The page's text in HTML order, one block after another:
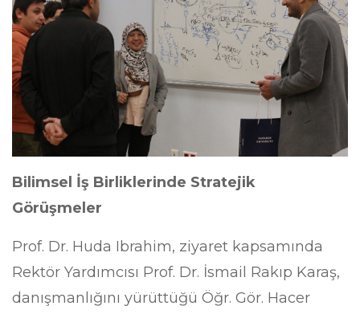
Bilimsel İş Birliklerinde Stratejik
Görüşmeler
Prof. Dr. Huda Ibrahim, ziyaret kapsamında
Rektör Yardımcısı Prof. Dr. İsmail Rakıp Karaş,
danışmanlığını yürüttüğü Öğr. Gör. Hacer